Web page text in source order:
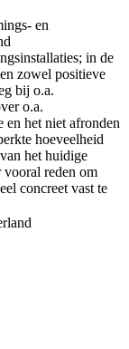
en
in de
zowel positieve
bij o.a.
o.a.
en het niet afronden
hoeveelheid
het huidige
vooral reden om
concreet vast te